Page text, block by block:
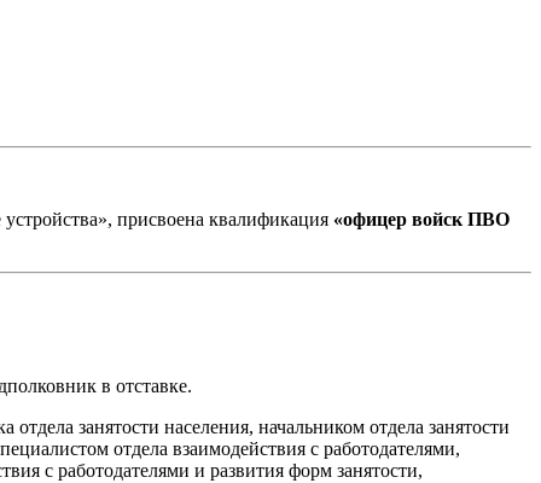
присвоена квалификация «офицер войск ПВО
в отставке.
занятости населения, начальником отдела занятости
отдела взаимодействия с работодателями,
с работодателями и развития форм занятости,